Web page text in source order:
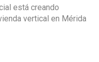
está creando
vertical en Mérida